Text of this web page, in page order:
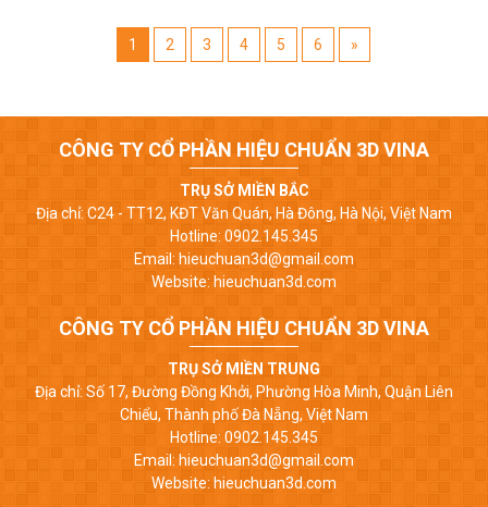
1 2 3 4 5 6 »
CÔNG TY CỔ PHẦN HIỆU CHUẨN 3D VINA
TRỤ SỞ MIỀN BẮC
Địa chỉ: C24 - TT12, KĐT Văn Quán, Hà Đông, Hà Nội, Việt Nam
Hotline: 0902.145.345
Email: hieuchuan3d@gmail.com
Website: hieuchuan3d.com
CÔNG TY CỔ PHẦN HIỆU CHUẨN 3D VINA
TRỤ SỞ MIỀN TRUNG
Địa chỉ: Số 17, Đường Đồng Khởi, Phường Hòa Minh, Quận Liên
Chiểu, Thành phố Đà Nẵng, Việt Nam
Hotline: 0902.145.345
Email: hieuchuan3d@gmail.com
Website: hieuchuan3d.com